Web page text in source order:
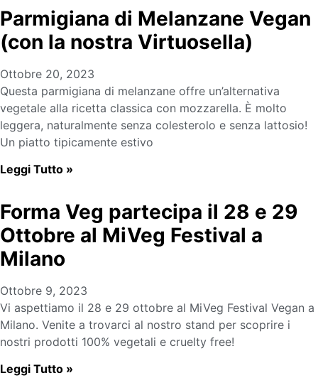
Parmigiana di Melanzane Vegan
(con la nostra Virtuosella)
Ottobre 20, 2023
Questa parmigiana di melanzane offre un’alternativa
vegetale alla ricetta classica con mozzarella. È molto
leggera, naturalmente senza colesterolo e senza lattosio!
Un piatto tipicamente estivo
Leggi Tutto »
Forma Veg partecipa il 28 e 29
Ottobre al MiVeg Festival a
Milano
Ottobre 9, 2023
Vi aspettiamo il 28 e 29 ottobre al MiVeg Festival Vegan a
Milano. Venite a trovarci al nostro stand per scoprire i
nostri prodotti 100% vegetali e cruelty free!
Leggi Tutto »